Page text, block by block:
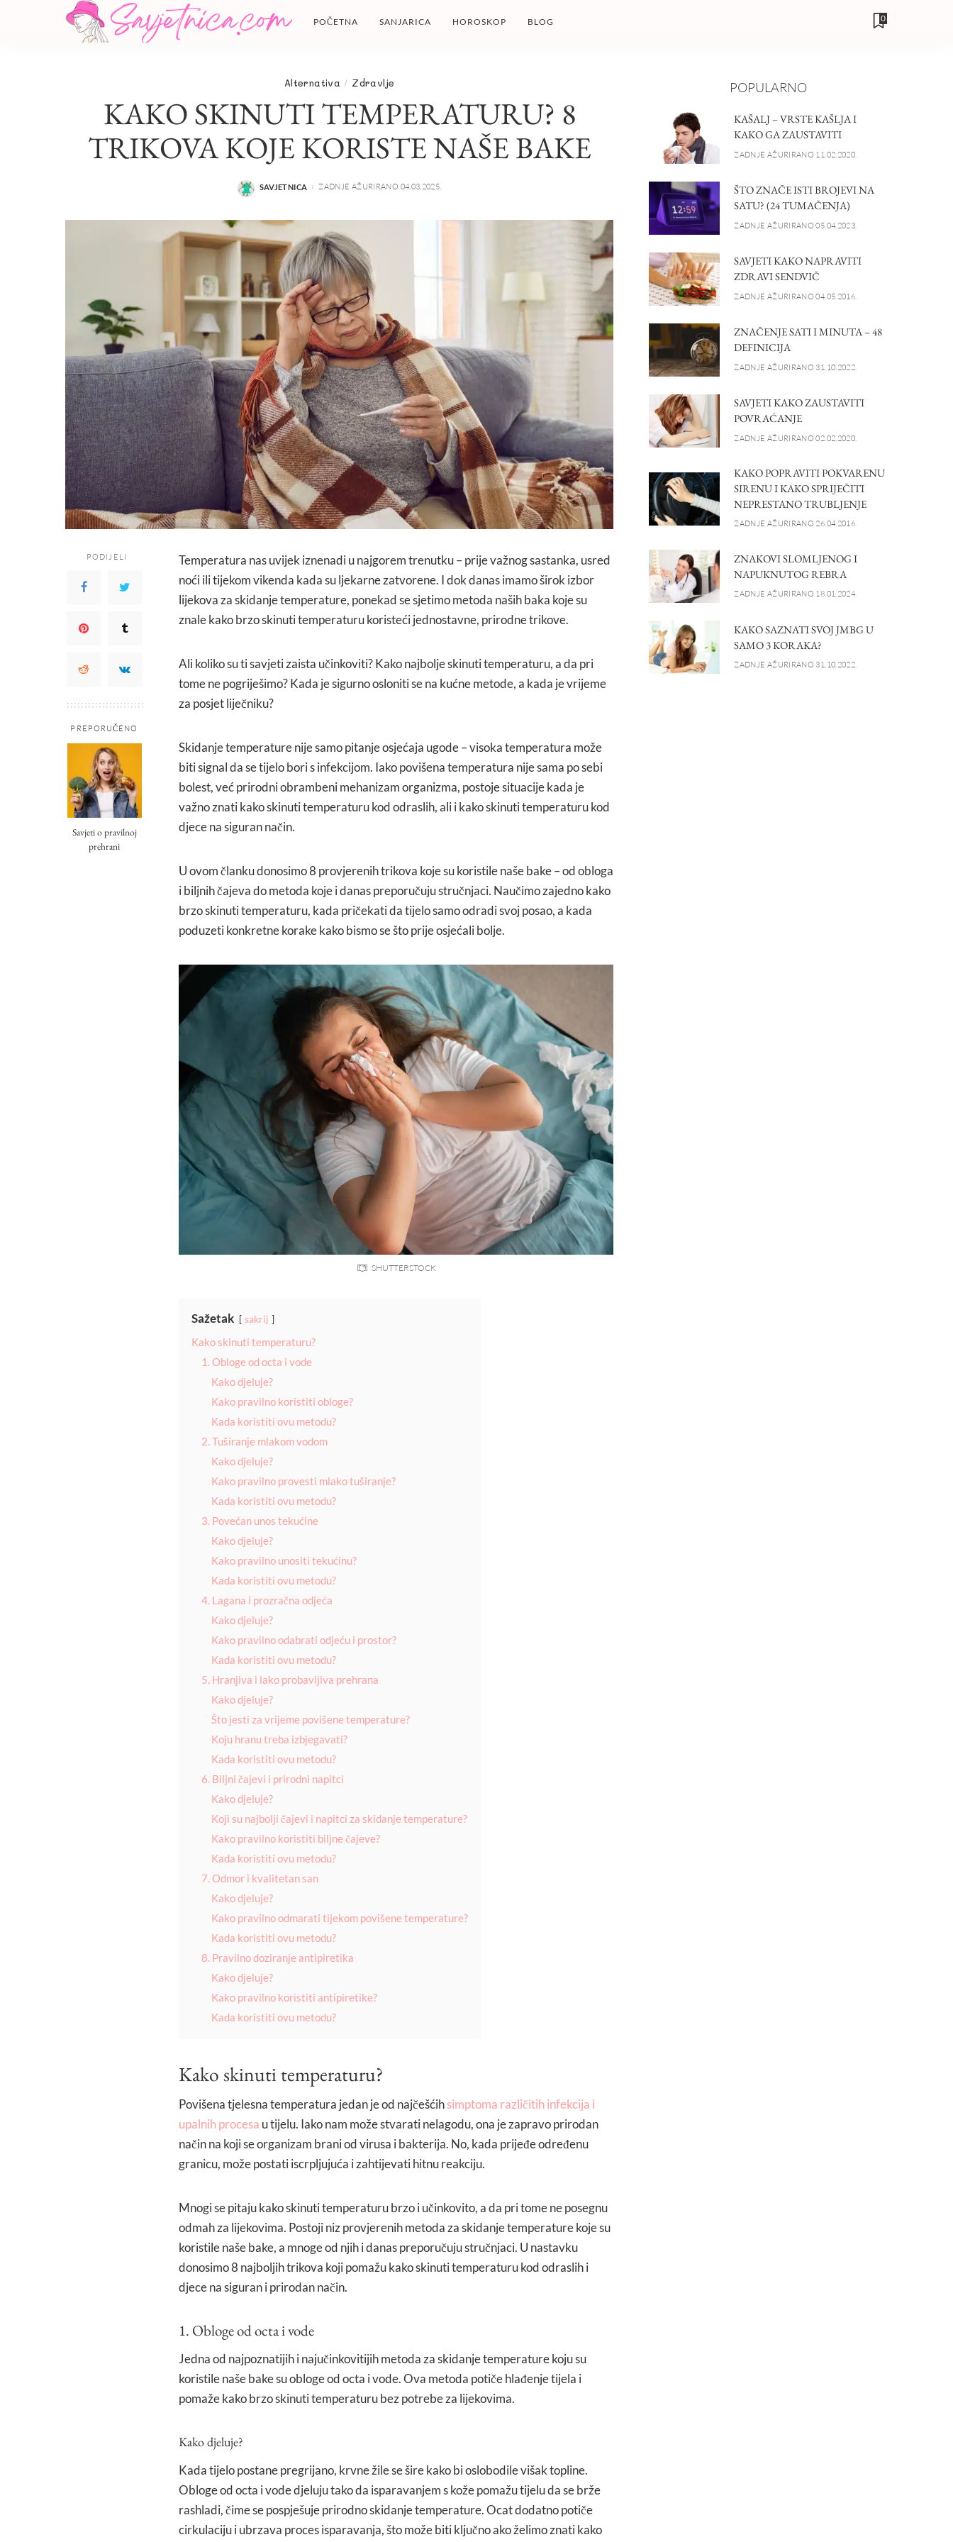
POČETNA SANJARICA HOROSKOP BLOG 0
Alternativa Zdravlje
KAKO SKINUTI TEMPERATURU? 8
TRIKOVA KOJE KORISTE NAŠE BAKE
POSTED
SAVJETNICA ZADNJE AŽURIRANO 04.03.2025.
PODIJELI
PREPORUČENO
Savjeti o pravilnoj
prehrani
Temperatura nas uvijek iznenadi u najgorem trenutku – prije važnog sastanka, usred
noći ili tijekom vikenda kada su ljekarne zatvorene. I dok danas imamo širok izbor
lijekova za skidanje temperature, ponekad se sjetimo metoda naših baka koje su
znale kako brzo skinuti temperaturu koristeći jednostavne, prirodne trikove.
Ali koliko su ti savjeti zaista učinkoviti? Kako najbolje skinuti temperaturu, a da pri
tome ne pogriješimo? Kada je sigurno osloniti se na kućne metode, a kada je vrijeme
za posjet liječniku?
Skidanje temperature nije samo pitanje osjećaja ugode – visoka temperatura može
biti signal da se tijelo bori s infekcijom. Iako povišena temperatura nije sama po sebi
bolest, već prirodni obrambeni mehanizam organizma, postoje situacije kada je
važno znati kako skinuti temperaturu kod odraslih, ali i kako skinuti temperaturu kod
djece na siguran način.
U ovom članku donosimo 8 provjerenih trikova koje su koristile naše bake – od obloga
i biljnih čajeva do metoda koje i danas preporučuju stručnjaci. Naučimo zajedno kako
brzo skinuti temperaturu, kada pričekati da tijelo samo odradi svoj posao, a kada
poduzeti konkretne korake kako bismo se što prije osjećali bolje.
SHUTTERSTOCK
Sažetak sakrij
Kako skinuti temperaturu?
1. Obloge od octa i vode
Kako djeluje?
Kako pravilno koristiti obloge?
Kada koristiti ovu metodu?
2. Tuširanje mlakom vodom
Kako djeluje?
Kako pravilno provesti mlako tuširanje?
Kada koristiti ovu metodu?
3. Povećan unos tekućine
Kako djeluje?
Kako pravilno unositi tekućinu?
Kada koristiti ovu metodu?
4. Lagana i prozračna odjeća
Kako djeluje?
Kako pravilno odabrati odjeću i prostor?
Kada koristiti ovu metodu?
5. Hranjiva i lako probavljiva prehrana
Kako djeluje?
Što jesti za vrijeme povišene temperature?
Koju hranu treba izbjegavati?
Kada koristiti ovu metodu?
6. Biljni čajevi i prirodni napitci
Kako djeluje?
Koji su najbolji čajevi i napitci za skidanje temperature?
Kako pravilno koristiti biljne čajeve?
Kada koristiti ovu metodu?
7. Odmor i kvalitetan san
Kako djeluje?
Kako pravilno odmarati tijekom povišene temperature?
Kada koristiti ovu metodu?
8. Pravilno doziranje antipiretika
Kako djeluje?
Kako pravilno koristiti antipiretike?
Kada koristiti ovu metodu?
Kako skinuti temperaturu?
Povišena tjelesna temperatura jedan je od najčešćihsimptoma različitih infekcija i
upalnih procesa u tijelu. Iako nam može stvarati nelagodu, ona je zapravo prirodan
način na koji se organizam brani od virusa i bakterija. No, kada prijeđe određenu
granicu, može postati iscrpljujuća i zahtijevati hitnu reakciju.
Mnogi se pitaju kako skinuti temperaturu brzo i učinkovito, a da pri tome ne posegnu
odmah za lijekovima. Postoji niz provjerenih metoda za skidanje temperature koje su
koristile naše bake, a mnoge od njih i danas preporučuju stručnjaci. U nastavku
donosimo 8 najboljih trikova koji pomažu kako skinuti temperaturu kod odraslih i
djece na siguran i prirodan način.
1. Obloge od octa i vode
Jedna od najpoznatijih i najučinkovitijih metoda za skidanje temperature koju su
koristile naše bake su obloge od octa i vode. Ova metoda potiče hlađenje tijela i
pomaže kako brzo skinuti temperaturu bez potrebe za lijekovima.
Kako djeluje?
Kada tijelo postane pregrijano, krvne žile se šire kako bi oslobodile višak topline.
Obloge od octa i vode djeluju tako da isparavanjem s kože pomažu tijelu da se brže
rashladi, čime se pospješuje prirodno skidanje temperature. Ocat dodatno potiče
cirkulaciju i ubrzava proces isparavanja, što može biti ključno ako želimo znati kako
POPULARNO
KAŠALJ – VRSTE KAŠLJA I
KAKO GA ZAUSTAVITI
ZADNJE AŽURIRANO 11.02.2020.
ŠTO ZNAČE ISTI BROJEVI NA
SATU? (24 TUMAČENJA)
ZADNJE AŽURIRANO 05.04.2023.
SAVJETI KAKO NAPRAVITI
ZDRAVI SENDVIČ
ZADNJE AŽURIRANO 04.05.2016.
ZNAČENJE SATI I MINUTA – 48
DEFINICIJA
ZADNJE AŽURIRANO 31.10.2022.
SAVJETI KAKO ZAUSTAVITI
POVRAĆANJE
ZADNJE AŽURIRANO 02.02.2020.
KAKO POPRAVITI POKVARENU
SIRENU I KAKO SPRIJEČITI
NEPRESTANO TRUBLJENJE
ZADNJE AŽURIRANO 26.04.2016.
ZNAKOVI SLOMLJENOG I
NAPUKNUTOG REBRA
ZADNJE AŽURIRANO 18.01.2024.
KAKO SAZNATI SVOJ JMBG U
SAMO 3 KORAKA?
ZADNJE AŽURIRANO 31.10.2022.